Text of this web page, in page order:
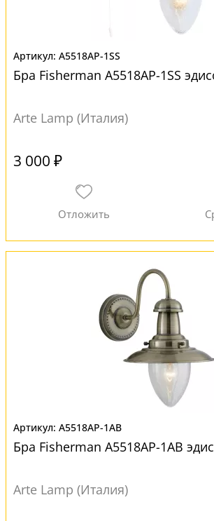
A5518AP-1SS
Бра Fisherman A5518AP-1SS
Arte Lamp (Италия)
3 000 ₽
A5518AP-1AB
Бра Fisherman A5518AP-1AB
Arte Lamp (Италия)